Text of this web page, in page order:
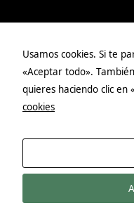
Páginas
Aviso legal
Política de privacidad
Usamos cookies. Si te
«Aceptar todo».
quieres haciendo clic en
cookies